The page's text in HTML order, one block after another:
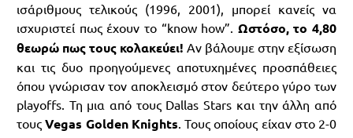
ισάριθμους τελικούς (1996, 2001), μπορεί κανείς να
ισχυριστεί πως έχουν το “know how”. Ωστόσο, το 4,80
θεωρώ πως τους κολακεύει! Αν βάλουμε στην εξίσωση
και τις δυο προηγούμενες αποτυχημένες προσπάθειες
όπου γνώρισαν τον αποκλεισμό στον δεύτερο γύρο των
playoffs. Τη μια από τους Dallas Stars και την άλλη από
τουςVegas Golden Knights. Τους οποίους είχαν στο 2-0